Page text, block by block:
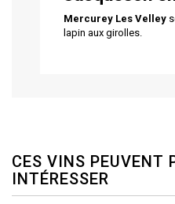
Mercurey Les Velley
lapin aux girolles.
CES VINS PEUVENT
INTÉRESSER